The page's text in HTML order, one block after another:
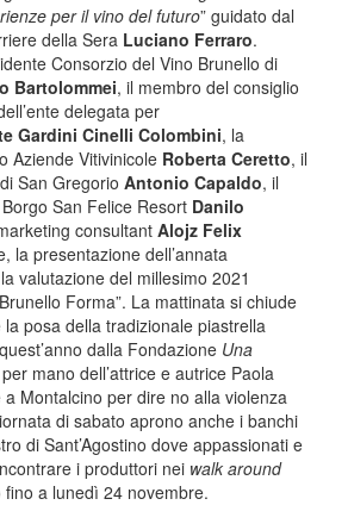
per il vino del futuro” guidato dal
della Sera Luciano Ferraro.
Consorzio del Vino Brunello di
Bartolommei, il membro del consiglio
delegata per
Gardini Cinelli Colombini, la
Aziende Vitivinicole Roberta Ceretto, il
San Gregorio Antonio Capaldo, il
San Felice Resort Danilo
consultant Alojz Felix
la presentazione dell’annata
valutazione del millesimo 2021
Forma”. La mattinata si chiude
posa della tradizionale piastrella
dalla Fondazione Una
per mano dell’attrice e autrice Paola
Montalcino per dire no alla violenza
di sabato aprono anche i banchi
di Sant’Agostino dove appassionati e
i produttori nei walk around
fino a lunedì 24 novembre.